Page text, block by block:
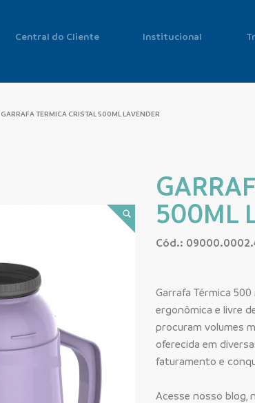
Central do Cliente Institucional
GARRAFA TERMICA CRISTAL 500ML LAVENDER
500ML
Cód.:
Garrafa Térmica
ergonômica e livre
procuram volumes
oferecida em
faturamento e
Acesse nosso blog,